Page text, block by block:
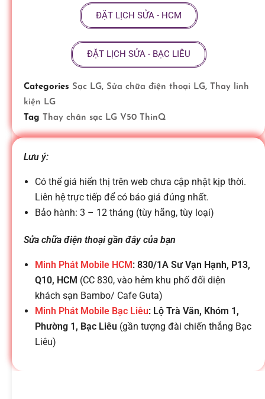
đ
i
ệ
n
t
h
o
ạ
i
ĐẶT LỊCH SỬA - HCM
ĐẶT LỊCH SỬA - BẠC LIÊU
Categories Sạc LG, Sửa chữa điện thoại LG, Thay linh
kiện LG
Tag Thay chân sạc LG V50 ThinQ
Lưu ý:
Có thể giá hiển thị trên web chưa cập nhật kịp thời.
Liên hệ trực tiếp để có báo giá đúng nhất.
Bảo hành: 3 – 12 tháng (tùy hãng, tùy loại)
Sửa chữa điện thoại gần đây của bạn
Minh Phát Mobile HCM: 830/1A Sư Vạn Hạnh, P13,
Q10, HCM (CC 830, vào hẻm khu phố đối diện
khách sạn Bambo/ Cafe Guta)
Minh Phát Mobile Bạc Liêu: Lộ Trà Văn, Khóm 1,
Phường 1, Bạc Liêu (gần tượng đài chiến thắng Bạc
Liêu)